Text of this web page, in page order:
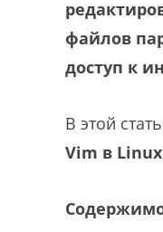
файлов
доступ к
В этой
Vim в Linux